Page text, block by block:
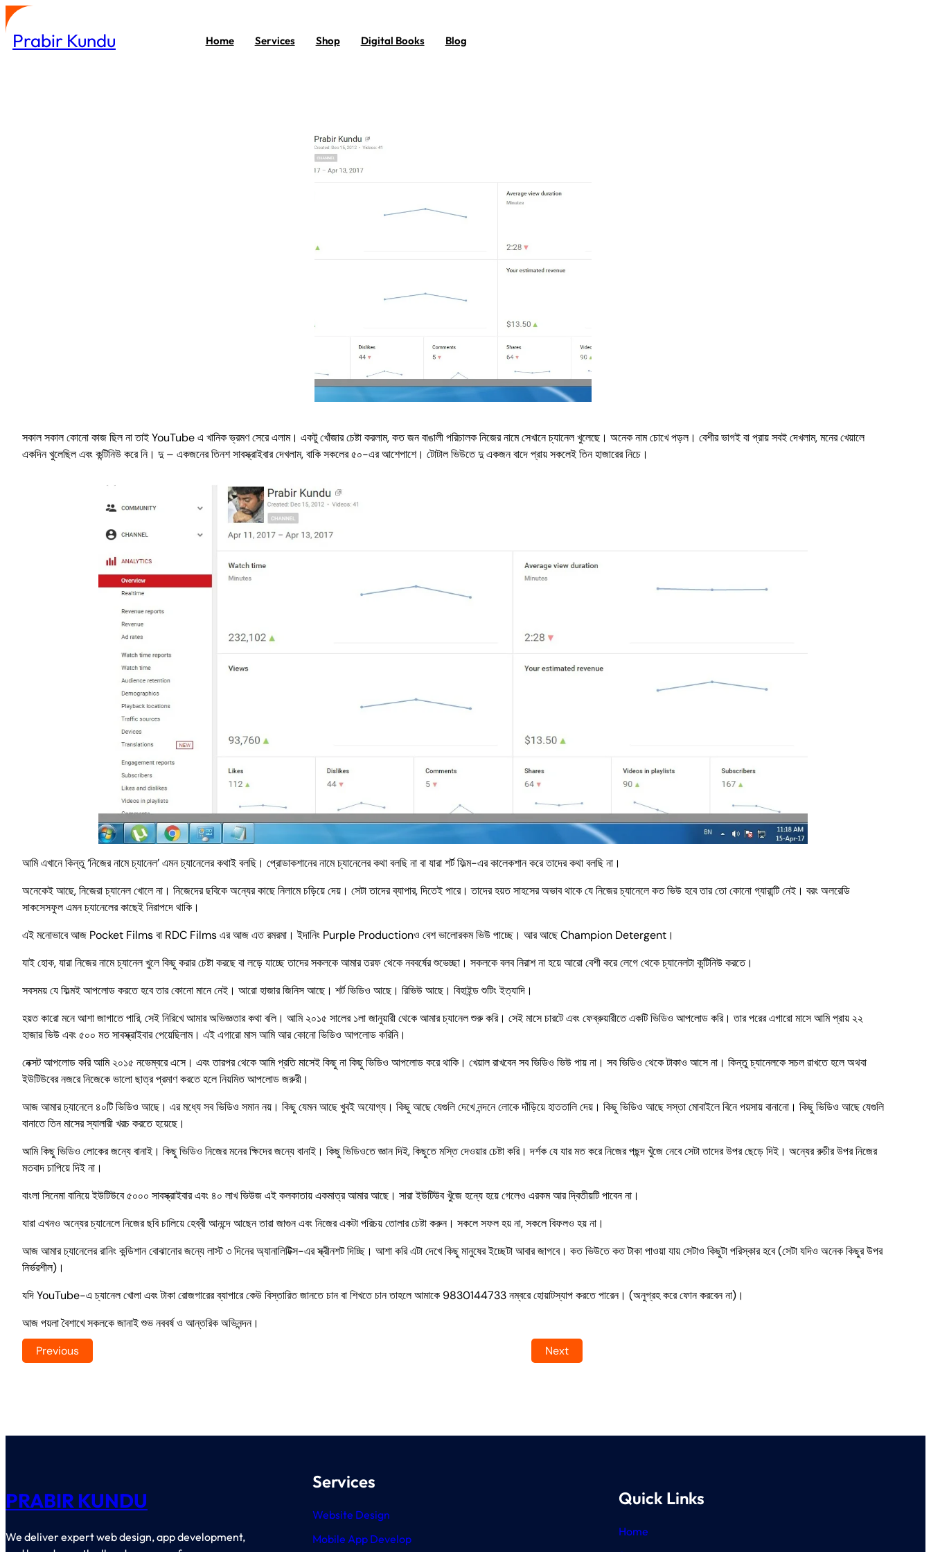
Skip
to
content
Prabir Kundu Home Services Shop Digital Books Blog
সকাল সকাল কোনো কাজ ছিল না তাই YouTube এ খানিক ভ্রমণ সেরে এলাম। একটু খোঁজার চেষ্টা করলাম, কত জন বাঙালী পরিচালক নিজের নামে সেখানে চ্যানেল খুলেছে। অনেক নাম চোখে পড়ল। বেশীর ভাগই বা প্রায় সবই দেখলাম, মনের খেয়ালে
একদিন খুলেছিল এবং কন্টিনিউ করে নি। দু – একজনের তিনশ সাবস্ক্রাইবার দেখলাম, বাকি সকলের ৫০-এর আশেপাশে। টোটাল ভিউতে দু একজন বাদে প্রায় সকলেই তিন হাজারের নিচে।
আমি এখানে কিন্তু ‘নিজের নামে চ্যানেল’ এমন চ্যানেলের কথাই বলছি। প্রোডাকশানের নামে চ্যানেলের কথা বলছি না বা যারা শর্ট ফিল্ম-এর কালেকশান করে তাদের কথা বলছি না।
অনেকেই আছে, নিজেরা চ্যানেল খোলে না। নিজেদের ছবিকে অন্যের কাছে নিলামে চড়িয়ে দেয়। সেটা তাদের ব্যাপার, দিতেই পারে। তাদের হয়ত সাহসের অভাব থাকে যে নিজের চ্যানেলে কত ভিউ হবে তার তো কোনো গ্যারান্টি নেই। বরং অলরেডি
সাকসেসফুল এমন চ্যানেলের কাছেই নিরাপদে থাকি।
এই মনোভাবে আজ Pocket Films বা RDC Films এর আজ এত রমরমা। ইদানিং Purple Productionও বেশ ভালোরকম ভিউ পাচ্ছে। আর আছে Champion Detergent।
যাই হোক, যারা নিজের নামে চ্যানেল খুলে কিছু করার চেষ্টা করছে বা লড়ে যাচ্ছে তাদের সকলকে আমার তরফ থেকে নববর্ষের শুভেচ্ছা। সকলকে বলব নিরাশ না হয়ে আরো বেশী করে লেগে থেকে চ্যানেলটা কন্টিনিউ করতে।
সবসময় যে ফিল্মই আপলোড করতে হবে তার কোনো মানে নেই। আরো হাজার জিনিস আছে। শর্ট ভিডিও আছে। রিভিউ আছে। বিহাইন্ড শুটিং ইত্যাদি।
হয়ত কারো মনে আশা জাগাতে পারি, সেই নিরিখে আমার অভিজ্ঞতার কথা বলি। আমি ২০১৫ সালের ১লা জানুয়ারী থেকে আমার চ্যানেল শুরু করি। সেই মাসে চারটে এবং ফেব্রুয়ারীতে একটি ভিডিও আপলোড করি। তার পরের এগারো মাসে আমি প্রায় ২২
হাজার ভিউ এবং ৫০০ মত সাবস্ক্রাইবার পেয়েছিলাম। এই এগারো মাস আমি আর কোনো ভিডিও আপলোড করিনি।
নেক্সট আপলোড করি আমি ২০১৫ নভেম্বরে এসে। এবং তারপর থেকে আমি প্রতি মাসেই কিছু না কিছু ভিডিও আপলোড করে থাকি। খেয়াল রাখবেন সব ভিডিও ভিউ পায় না। সব ভিডিও থেকে টাকাও আসে না। কিন্তু চ্যানেলকে সচল রাখতে হলে অথবা
ইউটিউবের নজরে নিজেকে ভালো ছাত্র প্রমাণ করতে হলে নিয়মিত আপলোড জরুরী।
আজ আমার চ্যানেলে ৪০টি ভিডিও আছে। এর মধ্যে সব ভিডিও সমান নয়। কিছু যেমন আছে খুবই অযোগ্য। কিছু আছে যেগুলি দেখে নন্দনে লোকে দাঁড়িয়ে হাততালি দেয়। কিছু ভিডিও আছে সস্তা মোবাইলে বিনে পয়সায় বানানো। কিছু ভিডিও আছে যেগুলি
বানাতে তিন মাসের স্যালারী খরচ করতে হয়েছে।
আমি কিছু ভিডিও লোকের জন্যে বানাই। কিছু ভিডিও নিজের মনের ক্ষিদের জন্যে বানাই। কিছু ভিডিওতে জ্ঞান দিই, কিছুতে মস্তি দেওয়ার চেষ্টা করি। দর্শক যে যার মত করে নিজের পছন্দ খুঁজে নেবে সেটা তাদের উপর ছেড়ে দিই। অন্যের রুচীর উপর নিজের
মতবাদ চাপিয়ে দিই না।
বাংলা সিনেমা বানিয়ে ইউটিউবে ৫০০০ সাবস্ক্রাইবার এবং ৪০ লাখ ভিউজ এই কলকাতায় একমাত্র আমার আছে। সারা ইউটিউব খুঁজে হন্যে হয়ে গেলেও এরকম আর দ্বিতীয়টি পাবেন না।
যারা এখনও অন্যের চ্যানেলে নিজের ছবি চালিয়ে হেব্বী আনন্দে আছেন তারা জাগুন এবং নিজের একটা পরিচয় তোলার চেষ্টা করুন। সকলে সফল হয় না, সকলে বিফলও হয় না।
আজ আমার চ্যানেলের রানিং কন্ডিশান বোঝানোর জন্যে লাস্ট ৩ দিনের অ্যানালিটিক্স-এর স্ক্রীনশট দিচ্ছি। আশা করি এটা দেখে কিছু মানুষের ইচ্ছেটা আবার জাগবে। কত ভিউতে কত টাকা পাওয়া যায় সেটাও কিছুটা পরিস্কার হবে (সেটা যদিও অনেক কিছুর উপর
নির্ভরশীল)।
যদি YouTube-এ চ্যানেল খোলা এবং টাকা রোজগারের ব্যাপারে কেউ বিস্তারিত জানতে চান বা শিখতে চান তাহলে আমাকে 9830144733 নম্বরে হোয়াটস্যাপ করতে পারেন। (অনুগ্রহ করে ফোন করবেন না)।
আজ পয়লা বৈশাখে সকলকে জানাই শুভ নববর্ষ ও আন্তরিক অভিনন্দন।
Previous
Next
PRABIR KUNDU
We deliver expert web design, app development,
Services
Website Design
Mobile App Develop
Quick Links
Home